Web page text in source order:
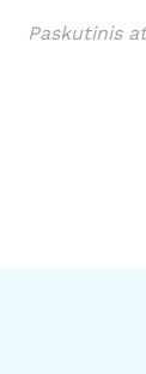
Paskutinis